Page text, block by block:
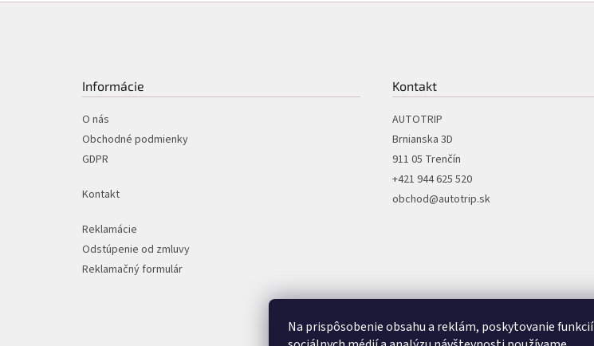
Na prispôsobenie obsahu a reklám, poskytovanie funkcií
Informácie
O nás
Obchodné podmienky
GDPR
Kontakt
Reklamácie
Odstúpenie od zmluvy
Reklamačný formulár
Kontakt
AUTOTRIP
Brnianska 3D
911 05 Trenčín
+421 944 625 520
obchod@autotrip.sk